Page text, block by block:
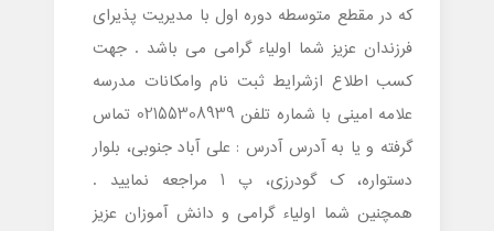
که در مقطع متوسطه دوره اول با مدیریت پذیرای
فرزندان عزیز شما اولیاء گرامی می باشد . جهت
کسب اطلاع ازشرایط ثبت نام وامکانات مدرسه
علامه امینی با شماره تلفن 02155308939 تماس
گرفته و یا به آدرس آدرس : علی آباد جنوبی، بلوار
دستواره، ک گودرزی، پ 1 مراجعه نمایید .
همچنین شما اولیاء گرامی و دانش آموزان عزیز